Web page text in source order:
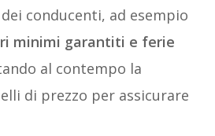
conducenti, ad esempio
minimi garantiti e ferie
al contempo la
di prezzo per assicurare